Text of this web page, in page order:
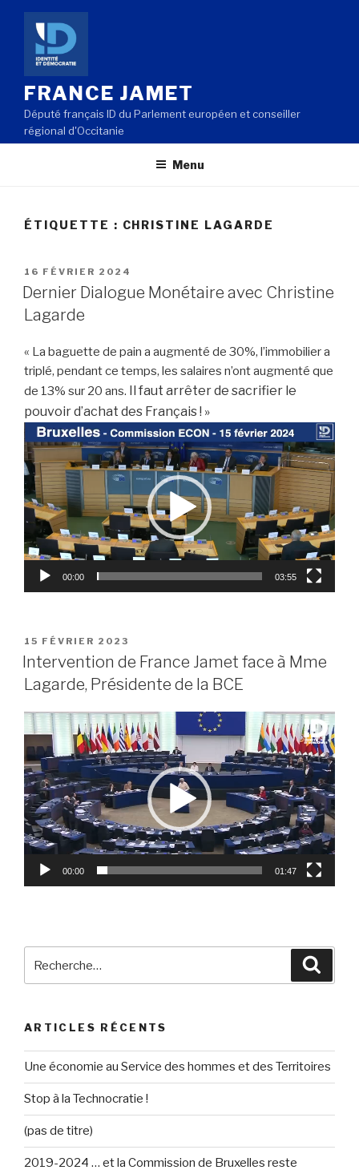
Aller
contenu
principal
FRANCE JAMET
Député français ID du Parlement européen et conseiller
régional d'Occitanie
Menu
ÉTIQUETTE : CHRISTINE LAGARDE
PUBLIÉ
LE
16 FÉVRIER 2024
Dernier Dialogue Monétaire avec Christine
Lagarde
« La baguette de pain a augmenté de 30%, l’immobilier a
triplé, pendant ce temps, les salaires n’ont augmenté que
de 13% sur 20 ans. Il faut arrêter de sacrifier le
pouvoir d’achat des Français ! »
Lecteur
vidéo
00:00 03:55
PUBLIÉ
LE
15 FÉVRIER 2023
Intervention de France Jamet face à Mme
Lagarde, Présidente de la BCE
Lecteur
vidéo
00:00 01:47
ARTICLES RÉCENTS
Une économie au Service des hommes et des Territoires
Stop à la Technocratie !
(pas de titre)
2019-2024 … et la Commission de Bruxelles reste